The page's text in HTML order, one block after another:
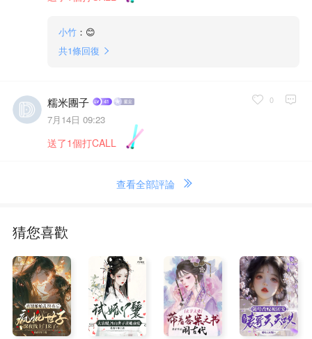
小竹：😊
共1條回復
糯米團子
7月14日 09:23
0
送了1個打CALL
查看全部評論
猜您喜歡